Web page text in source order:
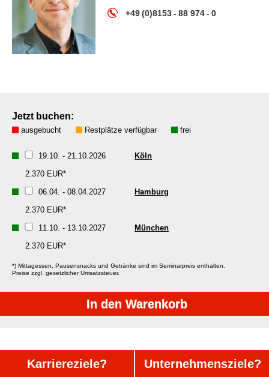
Karriereziele? Unternehmensziele?
+49 (0)8153 - 88 974 - 0
Jetzt buchen:
ausgebucht Restplätze verfügbar frei
19.10. - 21.10.2026
Köln
2.370 EUR*
06.04. - 08.04.2027
Hamburg
2.370 EUR*
11.10. - 13.10.2027
München
2.370 EUR*
*) Mittagessen, Pausensnacks und Getränke sind im Seminarpreis enthalten.
Preise zzgl. gesetzlicher Umsatzsteuer.